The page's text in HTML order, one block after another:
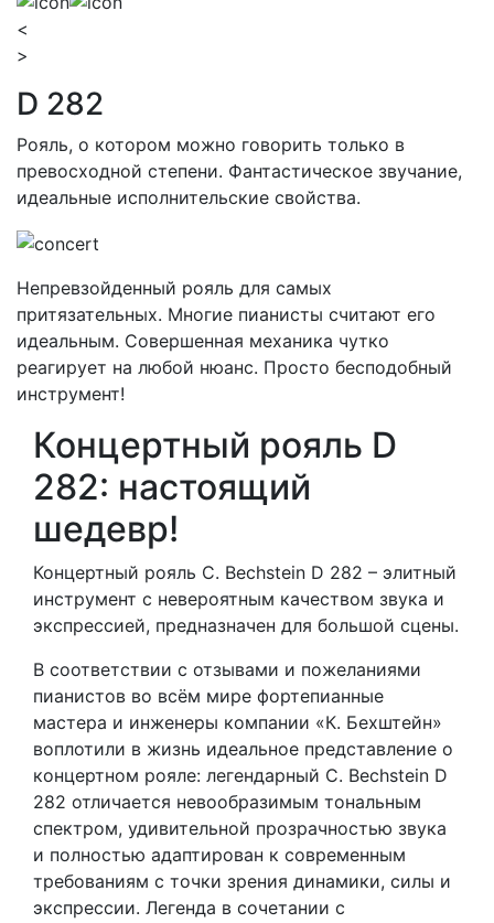
<
>
D 282
Рояль, о котором можно говорить только в
превосходной степени. Фантастическое звучание,
идеальные исполнительские свойства.
Непревзойденный рояль для самых
притязательных. Многие пианисты считают его
идеальным. Совершенная механика чутко
реагирует на любой нюанс. Просто бесподобный
инструмент!
Концертный рояль D
282: настоящий
шедевр!
Концертный рояль C. Bechstein D 282 – элитный
инструмент с невероятным качеством звука и
экспрессией, предназначен для большой сцены.
В соответствии с отзывами и пожеланиями
пианистов во всём мире фортепианные
мастера и инженеры компании «К. Бехштейн»
воплотили в жизнь идеальное представление о
концертном рояле: легендарный C. Bechstein D
282 отличается невообразимым тональным
спектром, удивительной прозрачностью звука
и полностью адаптирован к современным
требованиям с точки зрения динамики, силы и
экспрессии. Легенда в сочетании с